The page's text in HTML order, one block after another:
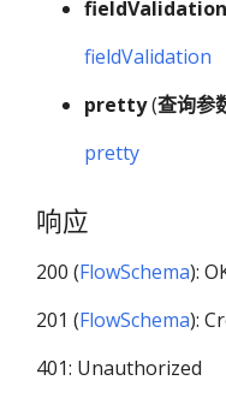
fieldValidation
fieldValidation
pretty(查询参
pretty
响应
200 (FlowSchema):
201 (FlowSchema):
401: Unauthorized